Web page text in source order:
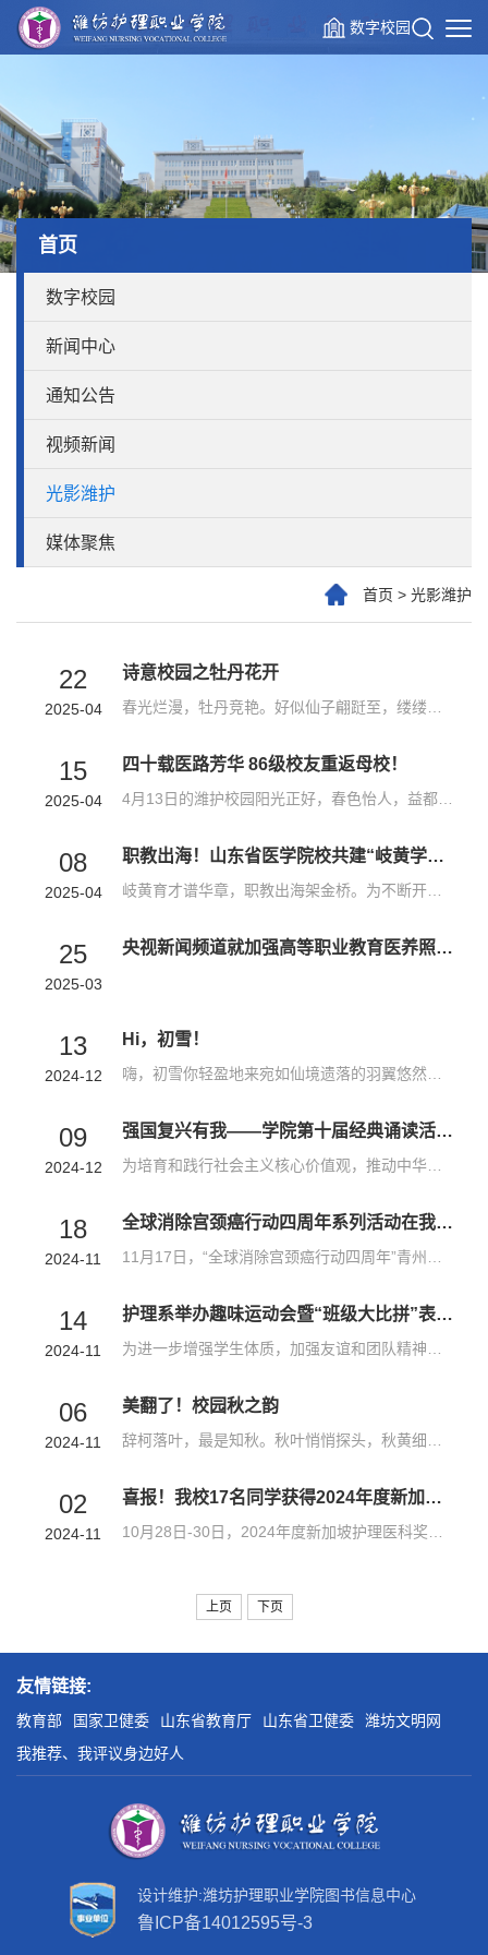
数字校园
首页
数字校园
新闻中心
通知公告
视频新闻
光影潍护
媒体聚焦
首页 > 光影潍护
22
2025-04
诗意校园之牡丹花开
15
2025-04
四十载医路芳华 86级校友重返母校！
08
2025-04
职教出海！山东省医学院校共建“岐黄学堂”推进中医药适宜技术走出去研讨会成功举办
25
2025-03
央视新闻频道就加强高等职业教育医养照护与管理专业建设到我校采访
13
2024-12
Hi，初雪！
09
2024-12
强国复兴有我——学院第十届经典诵读活动成功举办
18
2024-11
全球消除宫颈癌行动四周年系列活动在我校举行
14
2024-11
护理系举办趣味运动会暨“班级大比拼”表彰大会
06
2024-11
美翻了！校园秋之韵
02
2024-11
喜报！我校17名同学获得2024年度新加坡护理医科奖学金！
上页 下页
友情链接:
教育部 国家卫健委 山东省教育厅 山东省卫健委
潍坊文明网
我推荐、我评议身边好人
设计维护:潍坊护理职业学院图书信息中心
鲁ICP备14012595号-3